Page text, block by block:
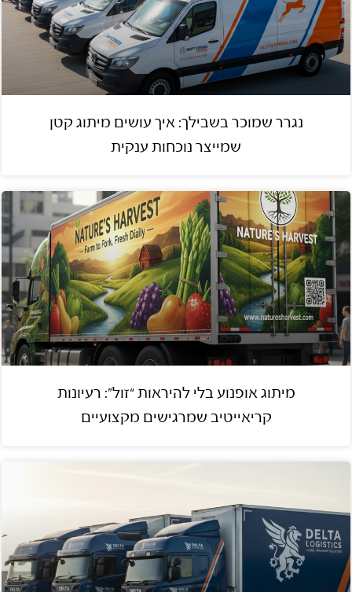
נגרר שמוכר בשבילך: איך עושים מיתוג קטן
שמייצר נוכחות ענקית
מיתוג אופנוע בלי להיראות “זול”: רעיונות
קריאייטיב שמרגישים מקצועיים